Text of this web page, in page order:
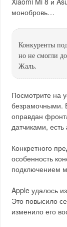
монобровь…
Конкуренты
но не смогли
Жаль.
Посмотрите на
безрамочными.
оправдан
датчиками, есть
Конкретного
особенность
подключением
Apple удалось
Это повысило
изменило его